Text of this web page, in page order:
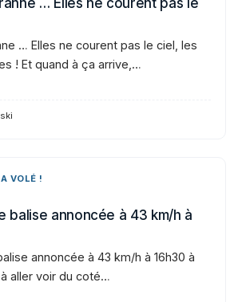
… Elles ne courent pas le ciel, les
! Et quand à ça arrive,…
VOLÉ !
balise annoncée à 43 km/h à
annoncée à 43 km/h à 16h30 à
aller voir du coté…